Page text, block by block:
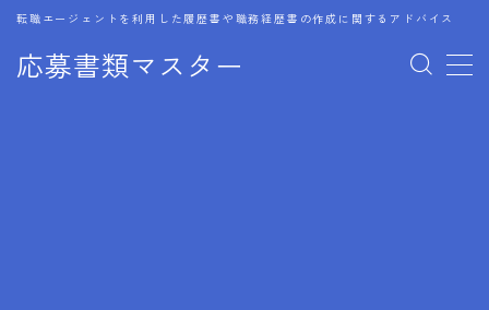
応募書類マスター
転職エージェントを利用した履歴書や職務経歴書の作成に関するアドバイス
MENU